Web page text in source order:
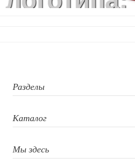
круговая
лазер),
Разделы
Каталог
Мы здесь